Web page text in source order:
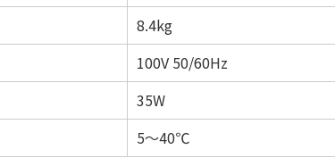
8.4kg
100V 50/60Hz
35W
5～40℃